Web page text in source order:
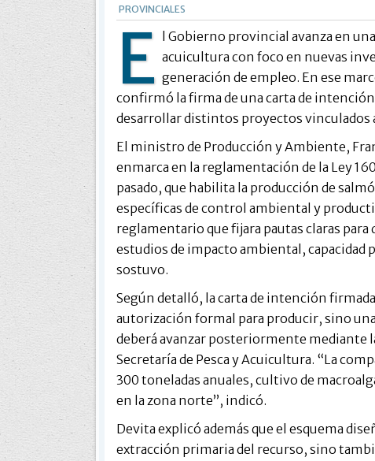
PROVINCIALES
E
l Gobierno provincial avanza en
acuicultura con foco en nuevas
generación de empleo. En ese
confirmó la firma de una carta de
desarrollar distintos proyectos vinculados
El ministro de Producción y Ambiente,
enmarca en la reglamentación de la Ley
pasado, que habilita la producción de
específicas de control ambiental y
reglamentario que fijara pautas claras
estudios de impacto ambiental,
sostuvo.
Según detalló, la carta de intención
autorización formal para producir, sino
deberá avanzar posteriormente mediante
Secretaría de Pesca y Acuicultura. “La
300 toneladas anuales, cultivo de
en la zona norte”, indicó.
Devita explicó además que el esquema
extracción primaria del recurso, sino